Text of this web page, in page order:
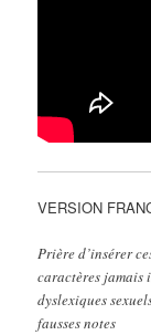
VERSION
Prière d’insérer
caractères jamais
dyslexiques
fausses notes